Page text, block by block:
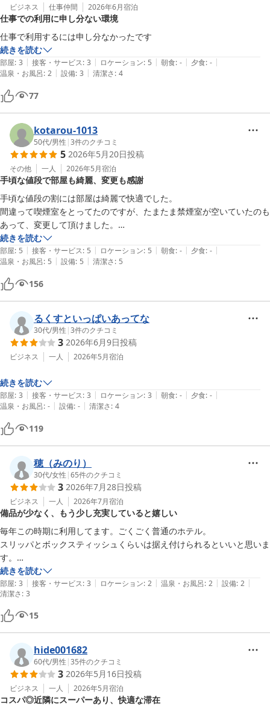
ビジネス 仕事仲間 2026年6月宿泊
仕事での利用に申し分ない環境
仕事で利用するには申し分なかったです
続きを読む
部屋: 3 | 接客・サービス: 3 | ロケーション: 5 | 朝食: - | 夕食: - |
温泉・お風呂: 2 | 設備: 3 | 清潔さ: 4
77
kotarou-1013
50代/男性 |3件のクチコミ
5 2026年5月20日投稿
その他 一人 2026年5月宿泊
手頃な値段で部屋も綺麗、変更も感謝
手頃な値段の割には部屋は綺麗で快適でした。
間違って喫煙室をとってたのですが、たまたま禁煙室が空いていたのも
あって、変更して頂けました。
ありがとうございました。
続きを読む
部屋: 5 | 接客・サービス: 5 | ロケーション: 5 | 朝食: - | 夕食: - |
温泉・お風呂: 5 | 設備: 5 | 清潔さ: 5
156
るくすといっぱいあってな
30代/男性 |3件のクチコミ
3 2026年6月9日投稿
ビジネス 一人 2026年5月宿泊
続きを読む
部屋: 3 | 接客・サービス: 3 | ロケーション: 3 | 朝食: - | 夕食: - |
温泉・お風呂: - | 設備: - | 清潔さ: 4
119
穂（みのり）
30代/女性 |65件のクチコミ
3 2026年7月28日投稿
ビジネス 一人 2026年7月宿泊
備品が少なく、もう少し充実していると嬉しい
毎年この時期に利用してます。ごくごく普通のホテル。
スリッパとボックスティッシュくらいは据え付けられるといいと思いま
す。
お茶のティーパックがひとつしかないのが心もとない。スティックコー
ヒーくらいつけてくれるとなおよいのですが…。
続きを読む
部屋: 3 | 接客・サービス: 3 | ロケーション: 2 | 温泉・お風呂: 2 | 設備: 2 |
清潔さ: 3
15
hide001682
60代/男性 |35件のクチコミ
3 2026年5月16日投稿
ビジネス 一人 2026年5月宿泊
コスパ◎近隣にスーパーあり、快適な滞在